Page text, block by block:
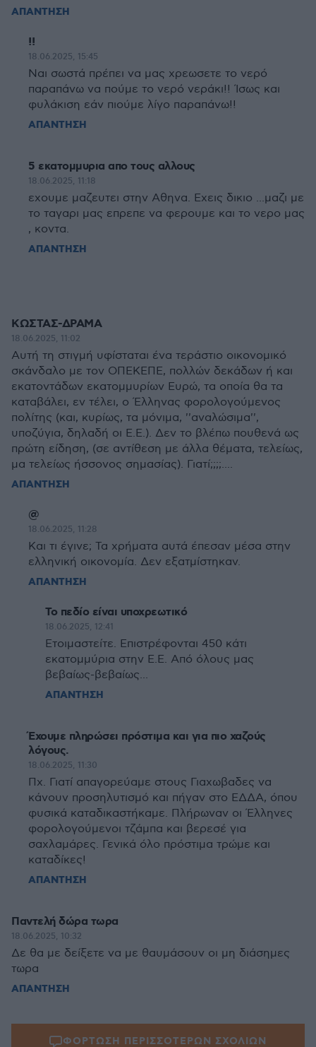
ΑΠΑΝΤΗΣΗ
!!
18.06.2025, 15:45
Ναι σωστά πρέπει να μας χρεωσετε το νερό
παραπάνω να πούμε το νερό νεράκι!! Ίσως και
φυλάκιση εάν πιούμε λίγο παραπάνω!!
ΑΠΑΝΤΗΣΗ
5 εκατομμυρια απο τους αλλους
18.06.2025, 11:18
εχουμε μαζευτει στην Αθηνα. Εχεις δικιο ...μαζι με
το ταγαρι μας επρεπε να φερουμε και το νερο μας
, κοντα.
ΑΠΑΝΤΗΣΗ
ΚΩΣΤΑΣ-ΔΡΑΜΑ
18.06.2025, 11:02
Αυτή τη στιγμή υφίσταται ένα τεράστιο οικονομικό
σκάνδαλο με τον ΟΠΕΚΕΠΕ, πολλών δεκάδων ή και
εκατοντάδων εκατομμυρίων Ευρώ, τα οποία θα τα
καταβάλει, εν τέλει, ο Έλληνας φορολογούμενος
πολίτης (και, κυρίως, τα μόνιμα, ''αναλώσιμα'',
υποζύγια, δηλαδή οι Ε.Ε.). Δεν το βλέπω πουθενά ως
πρώτη είδηση, (σε αντίθεση με άλλα θέματα, τελείως,
μα τελείως ήσσονος σημασίας). Γιατί;;;;....
ΑΠΑΝΤΗΣΗ
@
18.06.2025, 11:28
Και τι έγινε; Τα χρήματα αυτά έπεσαν μέσα στην
ελληνική οικονομία. Δεν εξατμίστηκαν.
ΑΠΑΝΤΗΣΗ
Το πεδίο είναι υποχρεωτικό
18.06.2025, 12:41
Ετοιμαστείτε. Επιστρέφονται 450 κάτι
εκατομμύρια στην Ε.Ε. Από όλους μας
βεβαίως-βεβαίως...
ΑΠΑΝΤΗΣΗ
Έχουμε πληρώσει πρόστιμα και για πιο χαζούς
λόγους.
18.06.2025, 11:30
Πχ. Γιατί απαγορεύαμε στους Γιαχωβαδες να
κάνουν προσηλυτισμό και πήγαν στο ΕΔΔΑ, όπου
φυσικά καταδικαστήκαμε. Πλήρωναν οι Έλληνες
φορολογούμενοι τζάμπα και βερεσέ για
σαχλαμάρες. Γενικά όλο πρόστιμα τρώμε και
καταδίκες!
ΑΠΑΝΤΗΣΗ
Παντελή δώρα τωρα
18.06.2025, 10:32
Δε θα με δείξετε να με θαυμάσουν οι μη διάσημες
τωρα
ΑΠΑΝΤΗΣΗ
ΦΟΡΤΩΣΗ ΠΕΡΙΣΣΟΤΕΡΩΝ ΣΧΟΛΙΩΝ